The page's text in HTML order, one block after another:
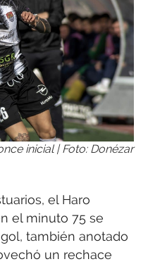
inicial | Foto: Donézar
el Haro
el minuto 75 se
también anotado
un rechace